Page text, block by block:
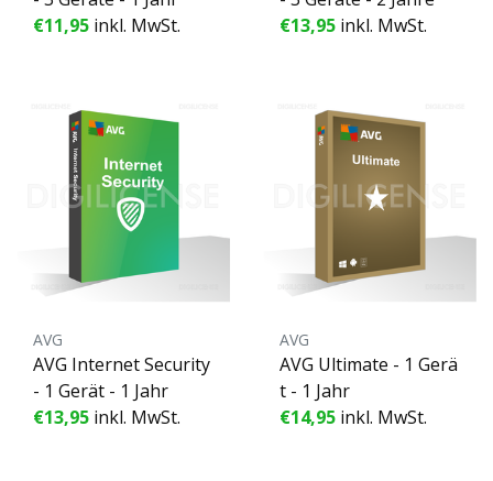
€11,95 inkl. MwSt.
€13,95 inkl. MwSt.
AVG
AVG Internet Security
- 1 Gerät - 1 Jahr
€13,95 inkl. MwSt.
AVG
AVG Ultimate - 1 Gerä
t - 1 Jahr
€14,95 inkl. MwSt.